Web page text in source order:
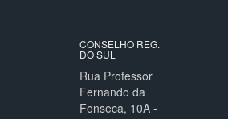
CONSELHO REG.
DO SUL
Rua Professor
Fernando da
Fonseca, 10A -